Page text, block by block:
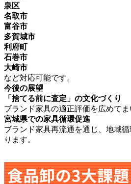
泉区
名取市
富谷市
多賀城市
利府町
石巻市
大崎市
など対応可能です。
今後の展望
「捨てる前に査定」の文化づくり
ブランド家具の適正評価を広めてま
宮城県での家具循環促進
ブランド家具再流通を通じ、地域
ります。